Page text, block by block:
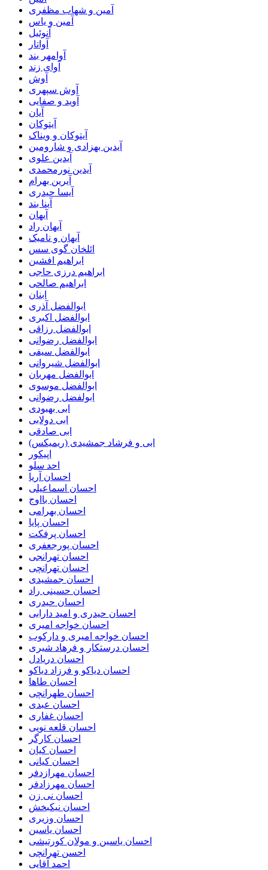
آمین و شهاب مظفری
آمین و یاس
آنوئیل
آواتار
آوامهر بند
آوای زند
آوش
آوش سپهری
آوید و صفایی
آیان
آیتوکان
آیتوکان و ویناک
آیدین بهزادی و شارومین
آیدین علوی
آیدین نورمحمدی
آیرین بهرام
آیسا حیدری
آینا بند
آیهان
آیهان راد
آیهان و نامیک
ائلخان گوی سس
ابراهیم افشین
ابراهیم درزی حاجی
ابراهیم صالحی
ابنان
ابوالفضل آذری
ابوالفضل اکبری
ابوالفضل رزاقی
ابوالفضل رضوانی
ابوالفضل سیفی
ابوالفضل شیروانی
ابوالفضل مهربان
ابوالفضل موسوی
ابولفضل رضوانی
ابی بهبودی
ابی دولابی
ابی صادقی
ابی و فرشاد جمشیدی (ریمیکس)
اپیکور
احد سلو
احسان آریا
احسان اسماعیلی
احسان بااوج
احسان بهرامی
احسان پایا
احسان پرفکت
احسان پورجعفری
احسان تهرانجی
احسان تهرانچی
احسان جمشیدی
احسان حسینی راد
احسان حیدری
احسان حیدری و امید دارابی
احسان خواجه امیری
احسان خواجه امیری و دارکوب
احسان درستكار و فرهاد شيرى
احسان دریادل
احسان دیاکو و فرزاد دیاکو
احسان طاها
احسان طهرانچی
احسان عبدی
احسان غفاری
احسان قلعه نویی
احسان کارگر
احسان کیان
احسان کیانی
احسان مهرازدفر
احسان مهرزادفر
احسان نی زن
احسان نیکبخش
احسان وزیری
احسان یاسین
احسان یاسین و مولان کورتیشی
احسن تهرانچی
احمد آقایی